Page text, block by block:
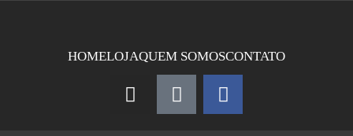
HOMELOJAQUEM SOMOSCONTATO